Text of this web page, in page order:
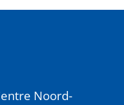
Noord-